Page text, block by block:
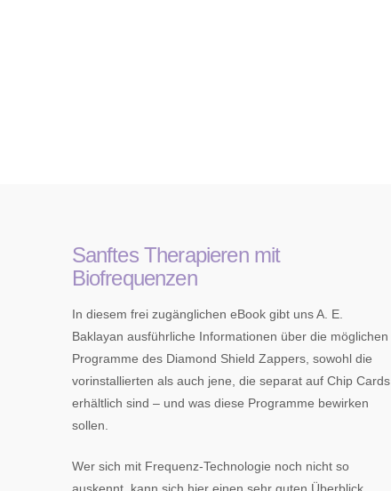
Sanftes Therapieren mit
Biofrequenzen
In diesem frei zugänglichen eBook gibt uns A. E.
Baklayan ausführliche Informationen über die möglichen
Programme des Diamond Shield Zappers, sowohl die
vorinstallierten als auch jene, die separat auf Chip Cards
erhältlich sind – und was diese Programme bewirken
sollen.
Wer sich mit Frequenz-Technologie noch nicht so